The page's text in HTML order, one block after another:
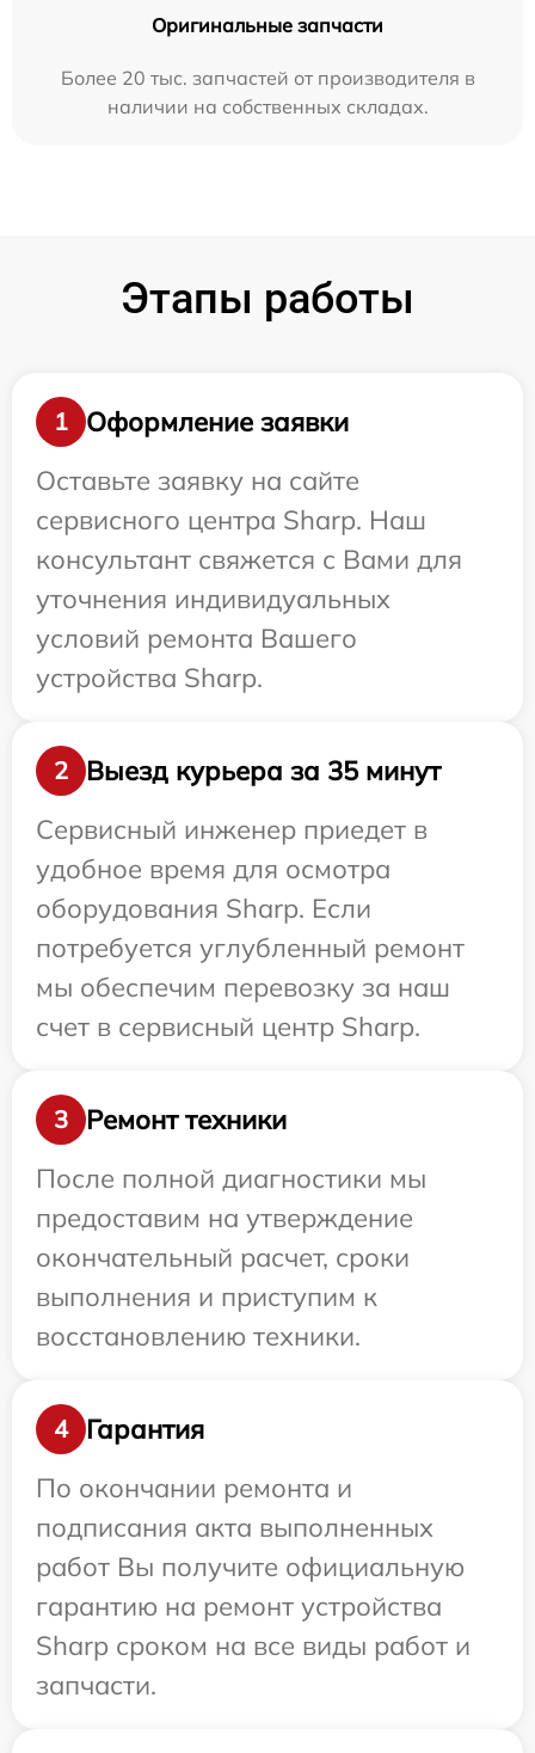
Оригинальные запчасти
Более 20 тыс. запчастей от производителя в
наличии на собственных складах.
Этапы работы
1
Оформление заявки
Оставьте заявку на сайте
сервисного центра Sharp. Наш
консультант свяжется с Вами для
уточнения индивидуальных
условий ремонта Вашего
устройства Sharp.
2
Выезд курьера за 35 минут
Сервисный инженер приедет в
удобное время для осмотра
оборудования Sharp. Если
потребуется углубленный ремонт
мы обеспечим перевозку за наш
счет в сервисный центр Sharp.
3
Ремонт техники
После полной диагностики мы
предоставим на утверждение
окончательный расчет, сроки
выполнения и приступим к
восстановлению техники.
4
Гарантия
По окончании ремонта и
подписания акта выполненных
работ Вы получите официальную
гарантию на ремонт устройства
Sharp сроком на все виды работ и
запчасти.